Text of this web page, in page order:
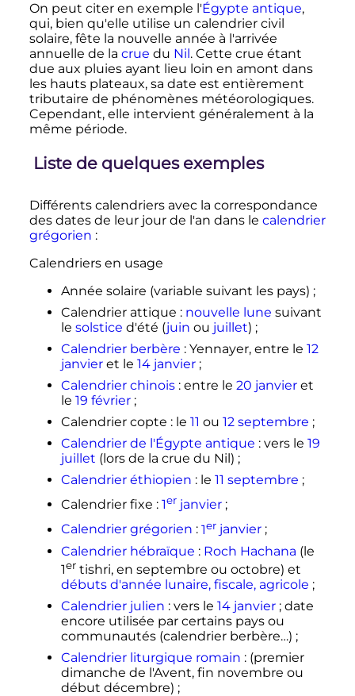
On peut citer en exemple l'Égypte antique,
qui, bien qu'elle utilise un calendrier civil
solaire, fête la nouvelle année à l'arrivée
annuelle de la crue du Nil . Cette crue étant
due aux pluies ayant lieu loin en amont dans
les hauts plateaux, sa date est entièrement
tributaire de phénomènes météorologiques.
Cependant, elle intervient généralement à la
même période.
Liste de quelques exemples
Différents calendriers avec la correspondance
des dates de leur jour de l'an dans le calendrier
grégorien :
Calendriers en usage
Année solaire (variable suivant les pays) ;
Calendrier attique : nouvelle lune suivant
le solstice d'été (juin ou juillet) ;
Calendrier berbère : Yennayer, entre le 12
janvieret le 14 janvier ;
Calendrier chinois : entre le 20 janvieret
le 19 février ;
Calendrier copte : le 11 ou 12 septembre ;
Calendrier de l'Égypte antique : vers le 19
juillet (lors de la crue du Nil) ;
Calendrier éthiopien : le 11 septembre ;
Calendrier fixe : 1er janvier ;
Calendrier grégorien : 1erjanvier ;
Calendrier hébraïque : Roch Hachana (le
1ertishri, en septembre ou octobre) et
débuts d'année lunaire, fiscale, agricole ;
Calendrier julien : vers le 14 janvier ; date
encore utilisée par certains pays ou
communautés (calendrier berbère…) ;
Calendrier liturgique romain : (premier
dimanche de l'Avent, fin novembre ou
début décembre) ;